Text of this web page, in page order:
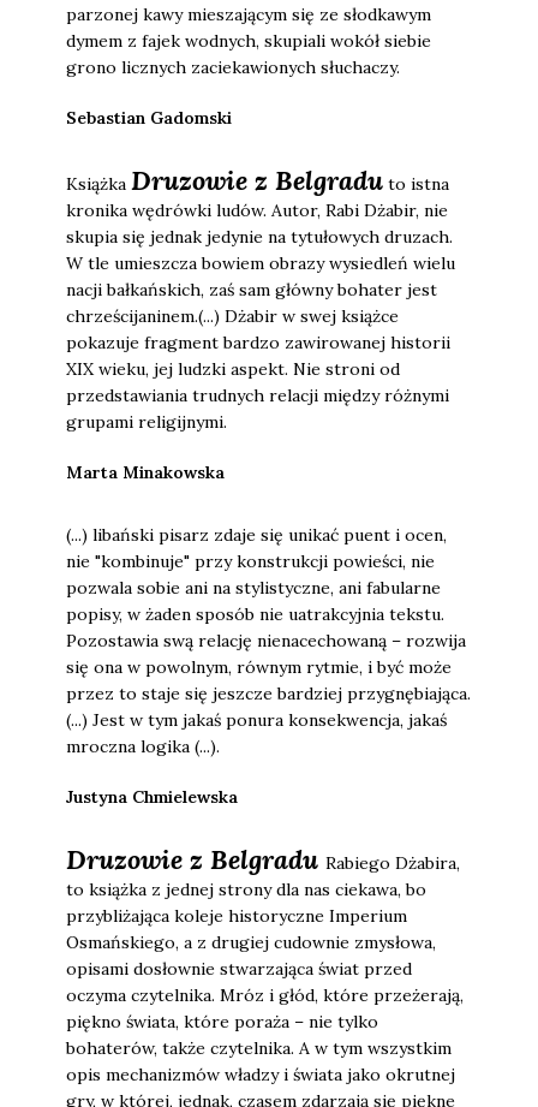
parzonej kawy mieszającym się ze słodkawym
dymem z fajek wodnych, skupiali wokół siebie
grono licznych zaciekawionych słuchaczy.
Sebastian Gadomski
Książka Druzowie z Belgradu to istna
kronika wędrówki ludów. Autor, Rabi Dżabir, nie
skupia się jednak jedynie na tytułowych druzach.
W tle umieszcza bowiem obrazy wysiedleń wielu
nacji bałkańskich, zaś sam główny bohater jest
chrześcijaninem.(...) Dżabir w swej książce
pokazuje fragment bardzo zawirowanej historii
XIX wieku, jej ludzki aspekt. Nie stroni od
przedstawiania trudnych relacji między różnymi
grupami religijnymi.
Marta Minakowska
(...) libański pisarz zdaje się unikać puent i ocen,
nie "kombinuje" przy konstrukcji powieści, nie
pozwala sobie ani na stylistyczne, ani fabularne
popisy, w żaden sposób nie uatrakcyjnia tekstu.
Pozostawia swą relację nienacechowaną – rozwija
się ona w powolnym, równym rytmie, i być może
przez to staje się jeszcze bardziej przygnębiająca.
(...) Jest w tym jakaś ponura konsekwencja, jakaś
mroczna logika (...).
Justyna Chmielewska
Druzowie z Belgradu Rabiego Dżabira,
to książka z jednej strony dla nas ciekawa, bo
przybliżająca koleje historyczne Imperium
Osmańskiego, a z drugiej cudownie zmysłowa,
opisami dosłownie stwarzająca świat przed
oczyma czytelnika. Mróz i głód, które przeżerają,
piękno świata, które poraża – nie tylko
bohaterów, także czytelnika. A w tym wszystkim
opis mechanizmów władzy i świata jako okrutnej
gry, w której, jednak, czasem zdarzają się piękne